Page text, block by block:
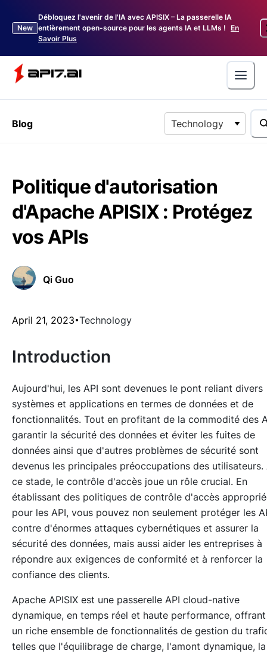
New
Débloquez l'avenir de l'IA avec APISIX – La passerelle IA
entièrement open-source pour les agents IA et LLMs ! En
Savoir Plus
Blog Technology
Politique d'autorisation
d'Apache APISIX : Protégez
vos APIs
Qi Guo
April 21, 2023 Technology
Introduction
Aujourd'hui, les API sont devenues le pont reliant divers
systèmes et applications en termes de données et de
fonctionnalités. Tout en profitant de la commodité des
garantir la sécurité des données et éviter les fuites de
données ainsi que d'autres problèmes de sécurité sont
devenus les principales préoccupations des utilisateurs.
ce stade, le contrôle d'accès joue un rôle crucial. En
établissant des politiques de contrôle d'accès
pour les API, vous pouvez non seulement protéger les
contre d'énormes attaques cybernétiques et assurer la
sécurité des données, mais aussi aider les entreprises à
répondre aux exigences de conformité et à renforcer la
confiance des clients.
Apache APISIX est une passerelle API cloud-native
dynamique, en temps réel et haute performance, offrant
un riche ensemble de fonctionnalités de gestion du
telles que l'équilibrage de charge, l'amont dynamique, la